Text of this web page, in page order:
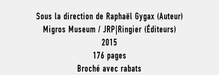
Sous la direction de Raphaël Gygax (Auteur)
Migros Museum / JRP|Ringier (Éditeurs)
2015
176 pages
Broché avec rabats